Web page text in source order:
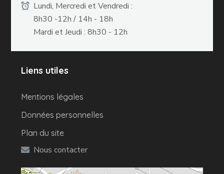
Lundi, Mercredi et Vendredi :
8h30 -12h / 14h - 18h
Mardi et Jeudi : 8h30 - 12h
Liens utiles
Mentions légales
Données personnelles
Plan du site
Nous contacter